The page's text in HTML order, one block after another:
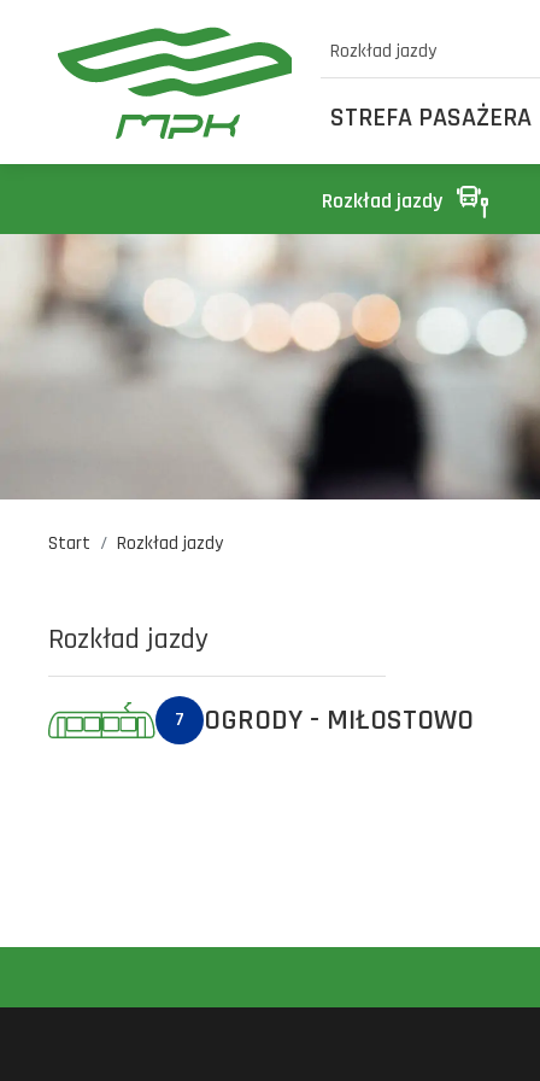
Rozkład jazdy
STREFA PASAŻERA
Rozkład jazdy
Start Rozkład jazdy
Rozkład jazdy
7 OGRODY - MIŁOSTOWO